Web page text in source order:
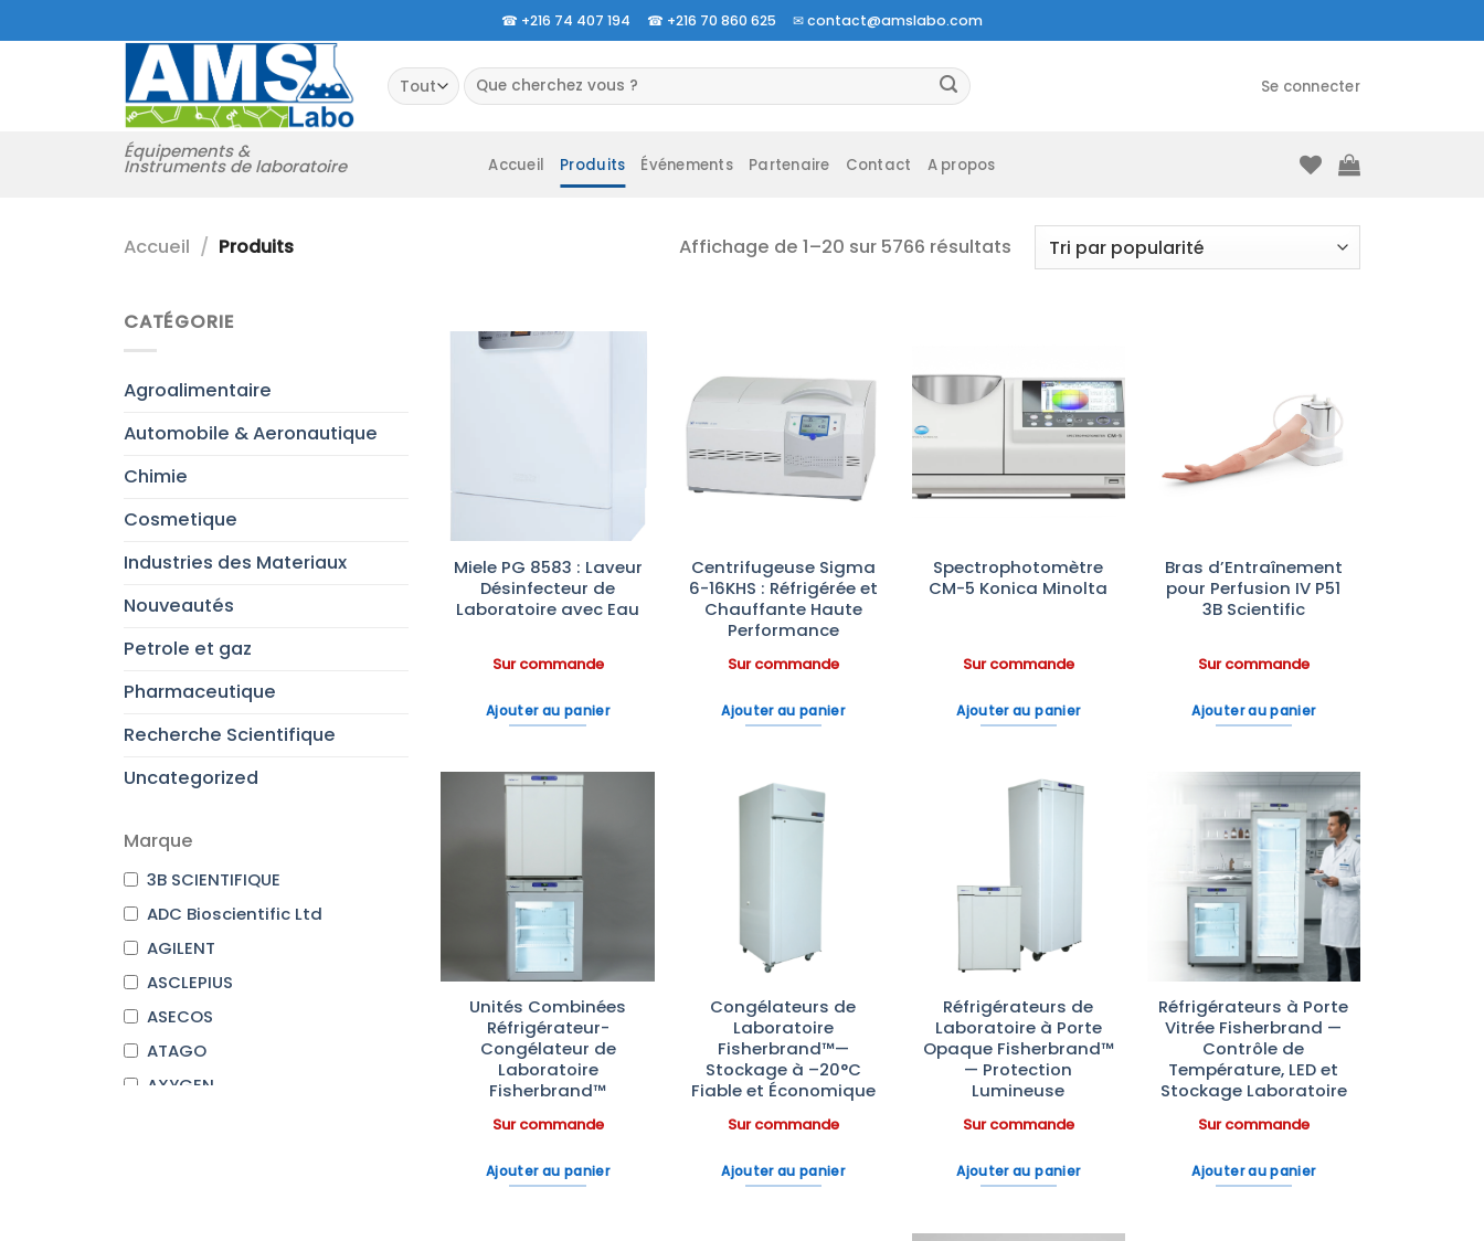
au
☎ +216 74 407 194 ☎ +216 70 860 625 ✉contact@amslabo.com
Équipements &
Instruments de laboratoire
Recherche
pour :
Se connecter
Accueil Produits Événements Partenaire Contact A propos
Accueil / Produits Affichage de 1–20 sur 5766 résultats
CATÉGORIE
Agroalimentaire
Automobile & Aeronautique
Chimie
Cosmetique
Industries des Materiaux
Nouveautés
Petrole et gaz
Pharmaceutique
Recherche Scientifique
Uncategorized
Marque
3B SCIENTIFIQUE
ADC Bioscientific Ltd
AGILENT
ASCLEPIUS
ASECOS
ATAGO
AXYGEN
Miele PG 8583 : Laveur
Désinfecteur de
Laboratoire avec Eau
Sur commande
Ajouter au panier
Ajouter
d’envies
Centrifugeuse Sigma
6-16KHS : Réfrigérée et
Chauffante Haute
Performance
Sur commande
Ajouter au panier
Ajouter
Spectrophotomètre
CM-5 Konica Minolta
Sur commande
Ajouter au panier
Ajouter
à la liste
d’envies
Bras d’Entraînement
pour Perfusion IV P51
3B Scientific
Sur commande
Ajouter au panier
à la liste
Unités Combinées
Réfrigérateur-
Congélateur de
Laboratoire
Fisherbrand™
Sur commande
Ajouter au panier
Congélateurs de
Laboratoire
Fisherbrand™—
Stockage à –20°C
Fiable et Économique
Sur commande
Ajouter au panier
Réfrigérateurs de
Laboratoire à Porte
Opaque Fisherbrand™
— Protection
Lumineuse
Sur commande
Ajouter au panier
Ajouter
à la liste
d’envies
Réfrigérateurs à Porte
Vitrée Fisherbrand —
Contrôle de
Température, LED et
Stockage Laboratoire
Sur commande
Ajouter au panier